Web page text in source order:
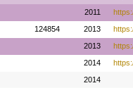
2011
124854 2013
2013
2014
2014